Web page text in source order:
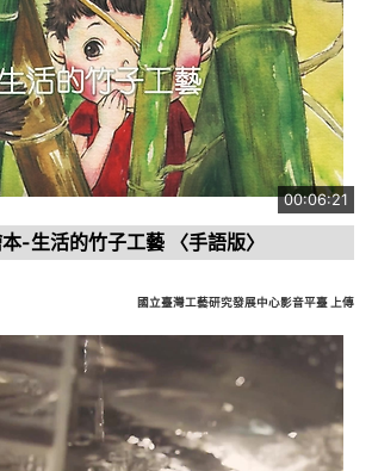
00:06:21
-生活的竹子工藝 〈手語版〉
國立臺灣工藝研究發展中心影音平臺 上傳